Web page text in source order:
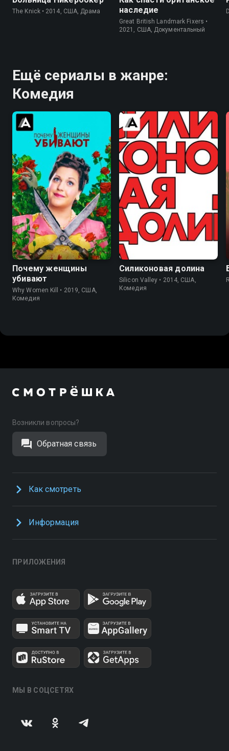
The Knick • 2014, США, Драма
наследие
Great British Landmark Fixers •
2021, США, Документальный
Ещё сериалы в жанре:
Комедия
8.3 8.3
Почему женщины
убивают
Why Women Kill • 2019, США,
Комедия
8.4 8.5
Силиконовая долина
Silicon Valley • 2014, США,
Комедия
Возникли вопросы?
Обратная связь
Как смотреть
Информация
ПРИЛОЖЕНИЯ
МЫ В СОЦСЕТЯХ